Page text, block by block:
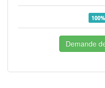
Demande